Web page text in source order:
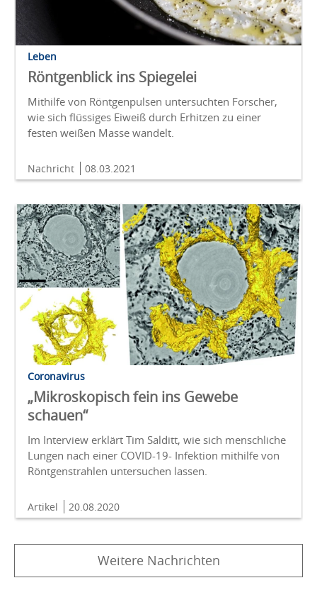
Leben
Röntgenblick ins Spiegelei
Mithilfe von Röntgenpulsen untersuchten Forscher,
wie sich flüssiges Eiweiß durch Erhitzen zu einer
festen weißen Masse wandelt.
Nachricht 08.03.2021
Coronavirus
„Mikroskopisch fein ins Gewebe
schauen“
Im Interview erklärt Tim Salditt, wie sich menschliche
Lungen nach einer COVID-19- Infektion mithilfe von
Röntgenstrahlen untersuchen lassen.
Artikel 20.08.2020
Weitere Nachrichten